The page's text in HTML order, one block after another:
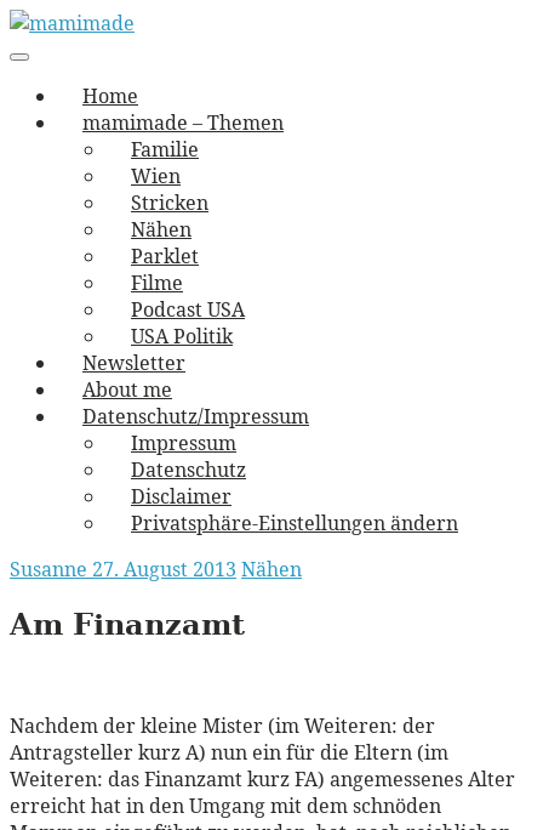
Skip
to
mamimade
vernäht und zugetextet
navigation
Menu
Home
mamimade – Themen
Familie
Wien
Stricken
Nähen
Parklet
Filme
Podcast USA
USA Politik
Newsletter
About me
Datenschutz/Impressum
Impressum
Datenschutz
Disclaimer
Privatsphäre-Einstellungen ändern
Susanne 27. August 2013 Nähen
Am Finanzamt
Nachdem der kleine Mister (im Weiteren: der
Antragsteller kurz A) nun ein für die Eltern (im
Weiteren: das Finanzamt kurz FA) angemessenes Alter
erreicht hat in den Umgang mit dem schnöden